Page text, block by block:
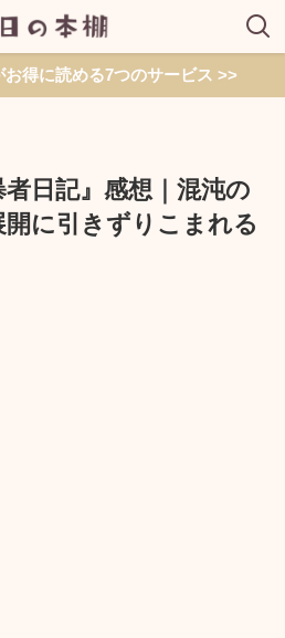
お得に読める7つのサービス >>
者日記』感想｜混沌の
に引きずりこまれる